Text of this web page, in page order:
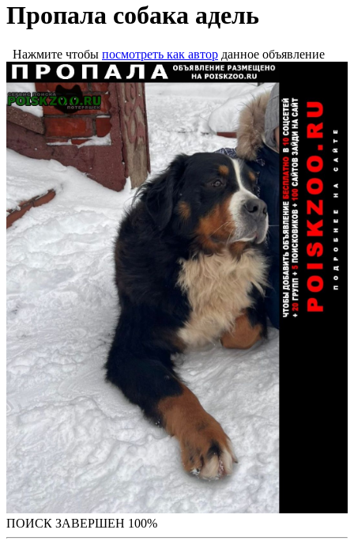
Пропала собака адель
Нажмите чтобы посмотреть как автор данное объявление
ПОИСК ЗАВЕРШЕН 100%